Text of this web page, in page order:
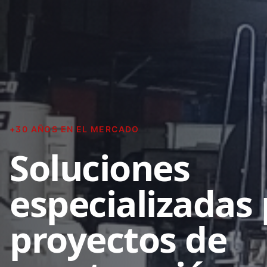
+30 AÑOS EN EL MERCADO
Soluciones
especializadas
proyectos de